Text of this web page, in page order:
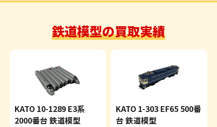
鉄道模型の買取実績
KATO 10-1289 E3系
2000番台 鉄道模型
KATO 1-303 EF65 500番
台 鉄道模型